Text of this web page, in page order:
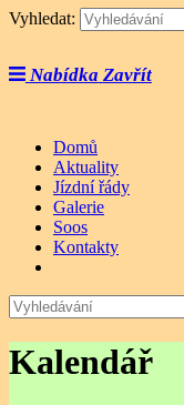
Vyhledat:
Nabídka Zavřít
Domů
Aktuality
Jízdní řády
Galerie
Soos
Kontakty
Kalendář